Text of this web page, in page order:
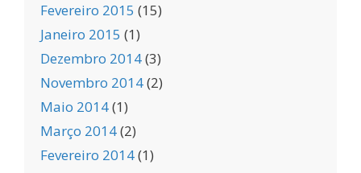
Fevereiro 2015 (15)
Janeiro 2015 (1)
Dezembro 2014(3)
Novembro 2014(2)
Maio 2014(1)
Março 2014(2)
Fevereiro 2014(1)